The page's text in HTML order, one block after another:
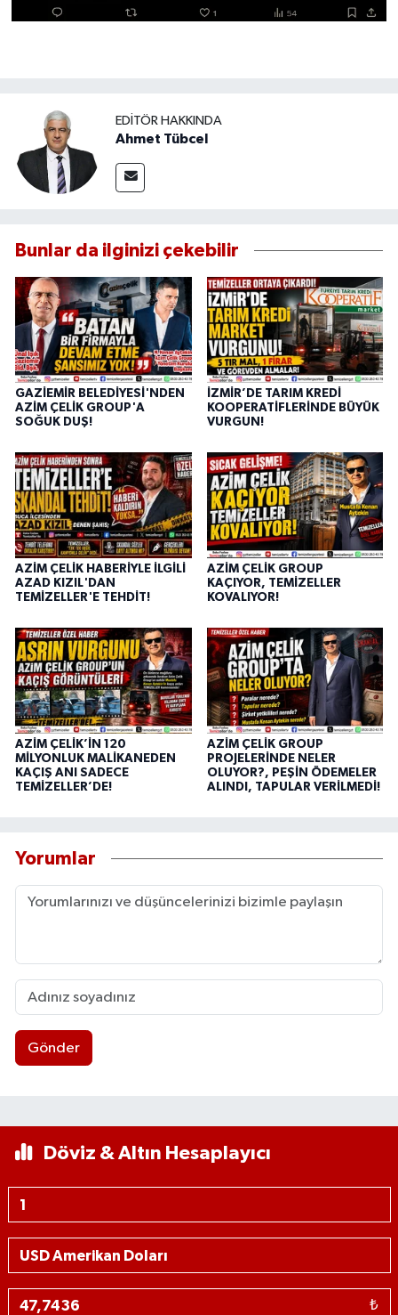
EDITÖR HAKKINDA
Ahmet Tübcel
Bunlar da ilginizi çekebilir
GAZİEMİR BELEDİYESİ'NDEN
AZİM ÇELİK GROUP'A
SOĞUK DUŞ!
İZMİR’DE TARIM KREDİ
KOOPERATİFLERİNDE BÜYÜK
VURGUN!
AZİM ÇELİK HABERİYLE İLGİLİ
AZAD KIZIL'DAN
TEMİZELLER'E TEHDİT!
AZİM ÇELİK GROUP
KAÇIYOR, TEMİZELLER
KOVALIYOR!
AZİM ÇELİK’İN 120
MİLYONLUK MALİKANEDEN
KAÇIŞ ANI SADECE
TEMİZELLER’DE!
AZİM ÇELİK GROUP
PROJELERİNDE NELER
OLUYOR?, PEŞİN ÖDEMELER
ALINDI, TAPULAR VERİLMEDİ!
Yorumlar
Gönder
Döviz & Altın Hesaplayıcı
₺